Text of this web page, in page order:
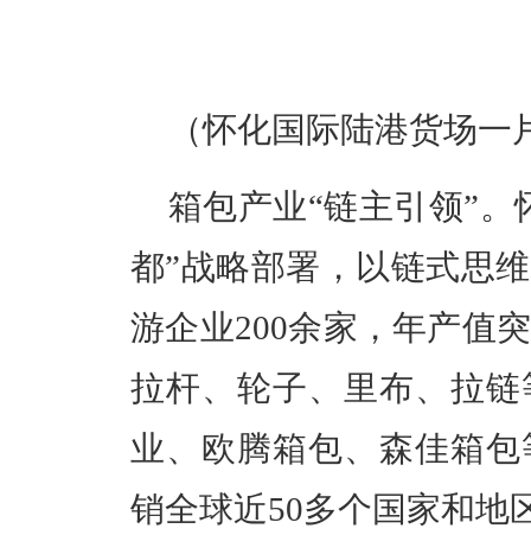
（怀化国际陆港货场一
箱包产业“链主引领”
都”战略部署，以链式思
游企业200余家，年产值
拉杆、轮子、里布、拉
业、欧腾箱包、森佳箱
销全球近50多个国家和地